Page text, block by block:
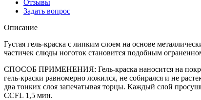
Отзывы
Задать вопрос
Описание
Густая гель-краска с липким слоем на основе
частичек слюды ноготок становится подобным
СПОСОБ ПРИМЕНЕНИЯ: Гель-краска наносится на
гель-краски равномерно ложился, не собирался и не
два тонких слоя запечатывая торцы. Каждый слой
CCFL 1,5 мин.